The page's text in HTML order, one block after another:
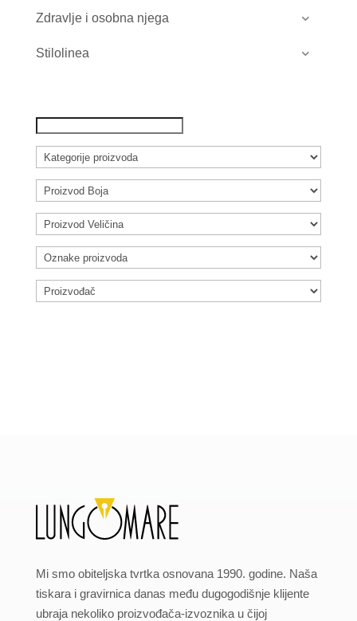
Zdravlje i osobna njega
Stilolinea
Mi smo obiteljska tvrtka osnovana 1990. godine. Naša
tiskara i gravirnica danas među dugogodišnje klijente
ubraja nekoliko proizvođača-izvoznika u čijoj